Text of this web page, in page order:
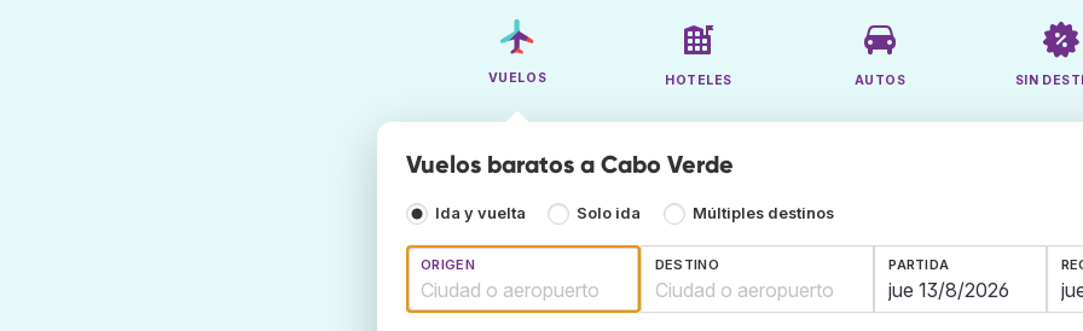
VUELOS HOTELES AUTOS SIN
Vuelos baratos a Cabo Verde
Ida y vuelta Solo ida Múltiples destinos
ORIGEN DESTINO PARTIDA